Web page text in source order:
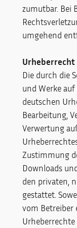
zumutbar. Bei
umgehend
Urheberrecht
Die durch die
und Werke
deutschen
Bearbeitung,
Verwertung
Zustimmung
Downloads
den privaten,
gestattet.
vom Betreiber